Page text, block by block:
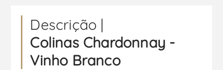
Descrição |
Colinas Chardonnay -
Vinho Branco